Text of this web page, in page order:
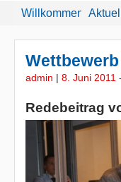
Willkommen! Aktuell
admin | 8. Juni 2011
Redebeitrag